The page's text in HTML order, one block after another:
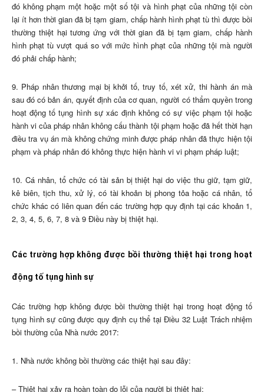
đó không phạm một hoặc một số tội và hình phạt của những tội còn
lại ít hơn thời gian đã bị tạm giam, chấp hành hình phạt tù thì được bồi
thường thiệt hại tương ứng với thời gian đã bị tạm giam, chấp hành
hình phạt tù vượt quá so với mức hình phạt của những tội mà người
đó phải chấp hành;
9. Pháp nhân thương mại bị khởi tố, truy tố, xét xử, thi hành án mà
sau đó có bản án, quyết định của cơ quan, người có thẩm quyền trong
hoạt động tố tụng hình sự xác định không có sự việc phạm tội hoặc
hành vi của pháp nhân không cấu thành tội phạm hoặc đã hết thời hạn
điều tra vụ án mà không chứng minh được pháp nhân đã thực hiện tội
phạm và pháp nhân đó không thực hiện hành vi vi phạm pháp luật;
10. Cá nhân, tổ chức có tài sản bị thiệt hại do việc thu giữ, tạm giữ,
kê biên, tịch thu, xử lý, có tài khoản bị phong tỏa hoặc cá nhân, tổ
chức khác có liên quan đến các trường hợp quy định tại các khoản 1,
2, 3, 4, 5, 6, 7, 8 và 9 Điều này bị thiệt hại.
Các trường hợp không được bồi thường thiệt hại trong hoạt
động tố tụng hình sự
Các trường hợp không được bồi thường thiệt hại trong hoạt động tố
tụng hình sự cũng được quy định cụ thể tại Điều 32 Luật Trách nhiệm
bồi thường của Nhà nước 2017:
1. Nhà nước không bồi thường các thiệt hại sau đây:
– Thiệt hại xảy ra hoàn toàn do lỗi của người bị thiệt hại;